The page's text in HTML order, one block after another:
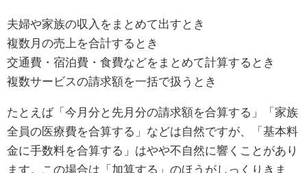
夫婦や家族の収入をまとめて出すとき
複数月の売上を合計するとき
交通費・宿泊費・食費などをまとめて計算するとき
複数サービスの請求額を一括で扱うとき
たとえば「今月分と先月分の請求額を合算する」「家族
全員の医療費を合算する」などは自然ですが、「基本料
金に手数料を合算する」はやや不自然に響くことがあり
ます。この場合は「加算する」のほうがしっくりきま